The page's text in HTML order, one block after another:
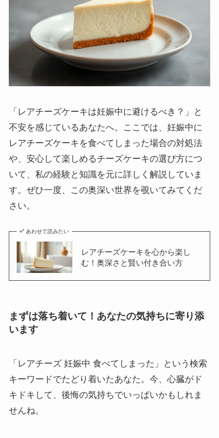
「レアチーズケーキは妊娠中に避けるべき？」と
不安を感じているあなたへ。ここでは、妊娠中に
レアチーズケーキを食べてしまった場合の対処法
や、安心して楽しめるチーズケーキの選び方につ
いて、私の経験と知識を元に詳しく解説していま
す。ぜひ一度、この奥深い世界を覗いてみてくだ
さい。
あわせて読みたい
レアチーズケーキを心から楽し
む！奥深さと賢い付き合い方
まずは落ち着いて！あなたの気持ちに寄り添
います
「レアチーズ 妊娠中 食べてしまった」という検索
キーワードでたどり着いたあなた。今、心臓がド
キドキして、後悔の気持ちでいっぱいかもしれま
せんね。